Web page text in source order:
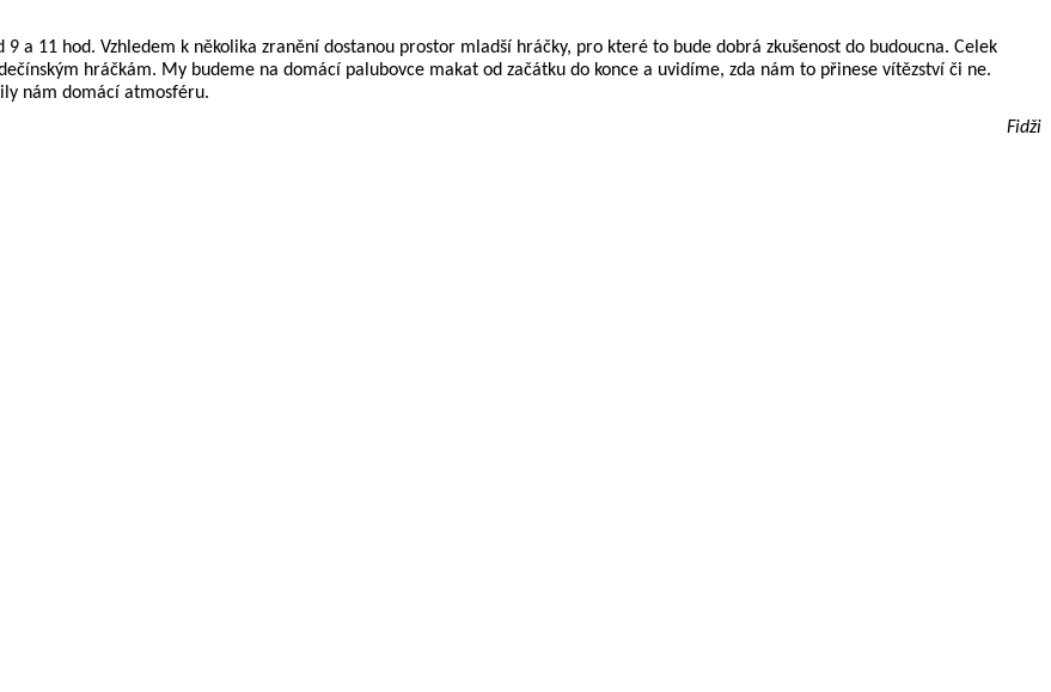
a 11 hod. Vzhledem k několika zranění dostanou prostor mladší hráčky, pro které to bude dobrá zkušenost do budoucna. Celek
hráčkám. My budeme na domácí palubovce makat od začátku do konce a uvidíme, zda nám to přinese vítězství či ne.
nám domácí atmosféru.
Fidži